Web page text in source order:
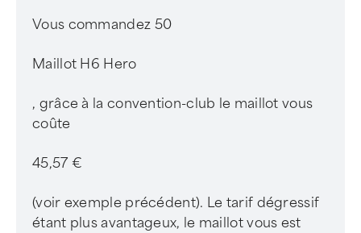
Vous commandez 50
Maillot H6 Hero
, grâce à la convention-club le maillot vous
coûte
45,57 €
(voir exemple précédent). Le tarif dégressif
étant plus avantageux, le maillot vous est